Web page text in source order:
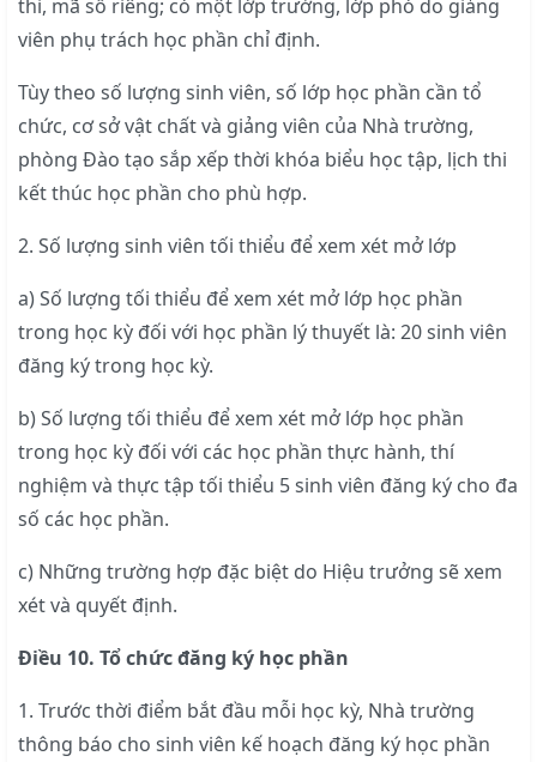
thi, mã số riêng; có một lớp trưởng, lớp phó do giảng
viên phụ trách học phần chỉ định.
Tùy theo số lượng sinh viên, số lớp học phần cần tổ
chức, cơ sở vật chất và giảng viên của Nhà trường,
phòng Đào tạo sắp xếp thời khóa biểu học tập, lịch thi
kết thúc học phần cho phù hợp.
2. Số lượng sinh viên tối thiểu để xem xét mở lớp
a) Số lượng tối thiểu để xem xét mở lớp học phần
trong học kỳ đối với học phần lý thuyết là: 20 sinh viên
đăng ký trong học kỳ.
b) Số lượng tối thiểu để xem xét mở lớp học phần
trong học kỳ đối với các học phần thực hành, thí
nghiệm và thực tập tối thiểu 5 sinh viên đăng ký cho đa
số các học phần.
c) Những trường hợp đặc biệt do Hiệu trưởng sẽ xem
xét và quyết định.
Điều 10. Tổ chức đăng ký học phần
1. Trước thời điểm bắt đầu mỗi học kỳ, Nhà trường
thông báo cho sinh viên kế hoạch đăng ký học phần